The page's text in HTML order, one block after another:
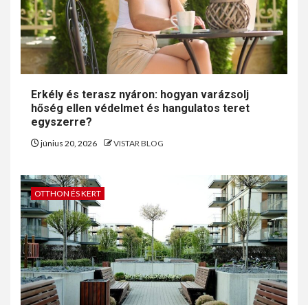
Erkély és terasz nyáron: hogyan varázsolj
hőség ellen védelmet és hangulatos teret
egyszerre?
június 20, 2026 VISTAR BLOG
OTTHON ÉS KERT